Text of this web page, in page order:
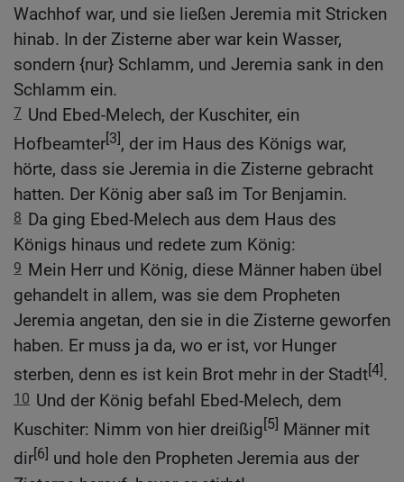
Wachhof war, und sie ließen Jeremia mit Stricken
hinab. In der Zisterne aber war kein Wasser,
sondern {nur} Schlamm, und Jeremia sank in den
Schlamm ein.
7 Und Ebed-Melech, der Kuschiter, ein
Hofbeamter[3], der im Haus des Königs war,
hörte, dass sie Jeremia in die Zisterne gebracht
hatten. Der König aber saß im Tor Benjamin.
8 Da ging Ebed-Melech aus dem Haus des
Königs hinaus und redete zum König:
9 Mein Herr und König, diese Männer haben übel
gehandelt in allem, was sie dem Propheten
Jeremia angetan, den sie in die Zisterne geworfen
haben. Er muss ja da, wo er ist, vor Hunger
sterben, denn es ist kein Brot mehr in der Stadt[4].
10 Und der König befahl Ebed-Melech, dem
Kuschiter: Nimm von hier dreißig[5] Männer mit
dir[6] und hole den Propheten Jeremia aus der